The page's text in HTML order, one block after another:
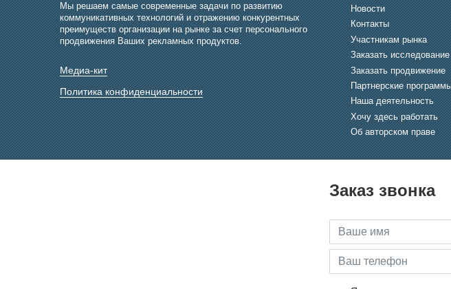
Мы решаем самые современные задачи по развитию
коммуникативных технологий и отражению конкурентных
преимуществ организации на рынке за счет персонального
продвижения Ваших рекламных продуктов.
Медиа-кит
Политика конфиденциальности
Новости
Контакты
Участникам рынка
Заказать исследование
Заказать продвижение
Партнерские
Наша деятельность
Хочу здесь работать
Об авторском праве
Заказ звонка